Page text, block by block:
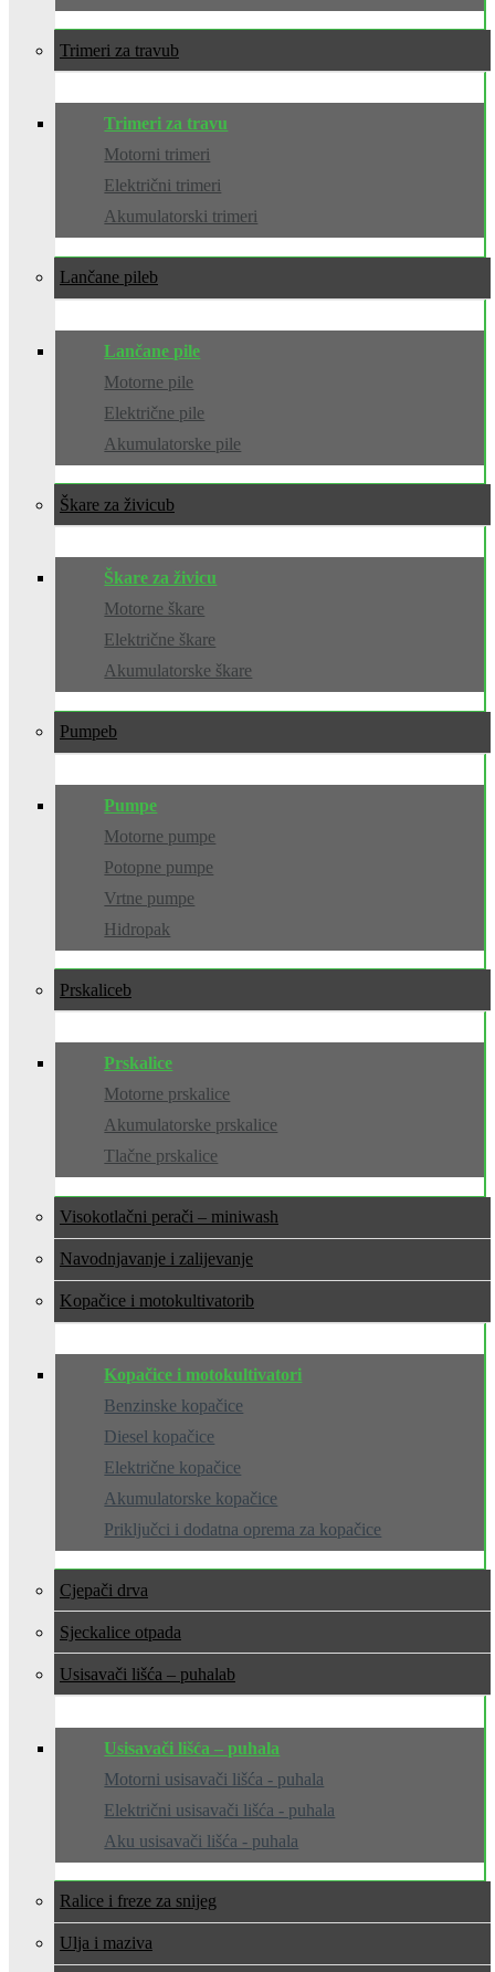
Trimeri za travu
Trimeri za travu
Motorni trimeri
Električni trimeri
Akumulatorski trimeri
Lančane pile
Lančane pile
Motorne pile
Električne pile
Akumulatorske pile
Škare za živicu
Škare za živicu
Motorne škare
Električne škare
Akumulatorske škare
Pumpe
Pumpe
Motorne pumpe
Potopne pumpe
Vrtne pumpe
Hidropak
Prskalice
Prskalice
Motorne prskalice
Akumulatorske prskalice
Tlačne prskalice
Visokotlačni perači – miniwash
Navodnjavanje i zalijevanje
Kopačice i motokultivatori
Kopačice i motokultivatori
Benzinske kopačice
Diesel kopačice
Električne kopačice
Akumulatorske kopačice
Priključci i dodatna oprema za kopačice
Cjepači drva
Sjeckalice otpada
Usisavači lišća – puhala
Usisavači lišća – puhala
Motorni usisavači lišća - puhala
Električni usisavači lišća - puhala
Aku usisavači lišća - puhala
Ralice i freze za snijeg
Ulja i maziva